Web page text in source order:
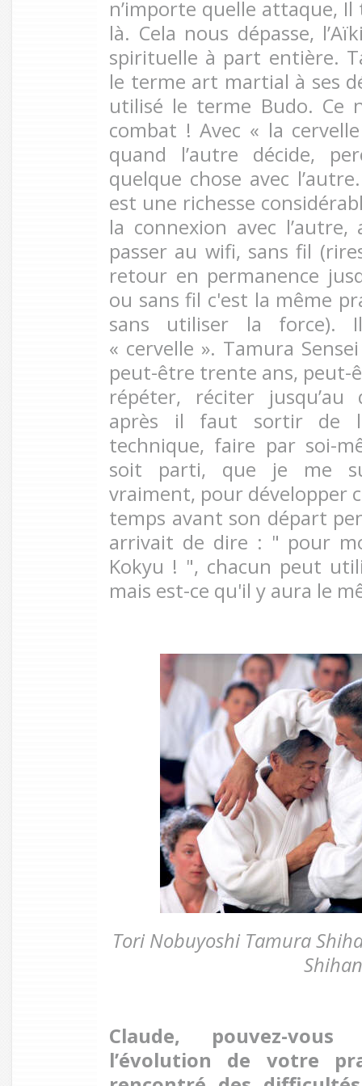
n’importe quelle attaque,
là. Cela nous dépasse,
spirituelle à part entière.
le terme art martial à ses
utilisé le terme Budo. Ce
combat ! Avec « la
quand l’autre décide,
quelque chose avec
est une richesse
la connexion avec
passer au wifi, sans fil
retour en permanence
ou sans fil c'est la même
sans utiliser la force).
« cervelle ». Tamura
peut-être trente ans, peut-
répéter, réciter
après il faut sortir de
technique, faire par soi-
soit parti, que je me
vraiment, pour développer
temps avant son départ
arrivait de dire : " pour
Kokyu ! ", chacun peut
mais est-ce qu'il y aura le
Tori Nobuyoshi Tamura
Shihan
Claude, pouvez-
l’évolution de votre